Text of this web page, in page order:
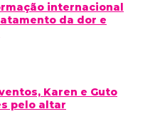
internacional
da dor e
Karen e Guto
pelo altar